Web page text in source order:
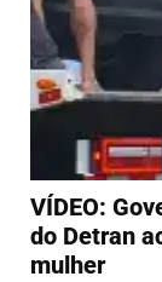
VÍDEO:
do Detran
mulher